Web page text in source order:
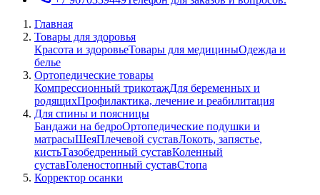
Главная
Товары для здоровья
Красота и здоровьеТовары для медициныОдежда и
белье
Ортопедические товары
Компрессионный трикотажДля беременных и
родящихПрофилактика, лечение и реабилитация
Для спины и поясницы
Бандажи на бедроОртопедические подушки и
матрасыШеяПлечевой суставЛокоть, запястье,
кистьТазобедренный суставКоленный
суставГоленостопный суставСтопа
Корректор осанки